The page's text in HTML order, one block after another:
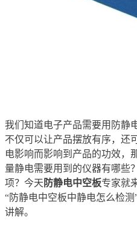
我们知道电子产品需要用防静
不仅可以让产品摆放有序，还
电影响而影响到产品的功效，
量静电需要用到的仪器有哪些
项？今天 防静电中空板专家就
“防静电中空板中静电怎么检
讲解。